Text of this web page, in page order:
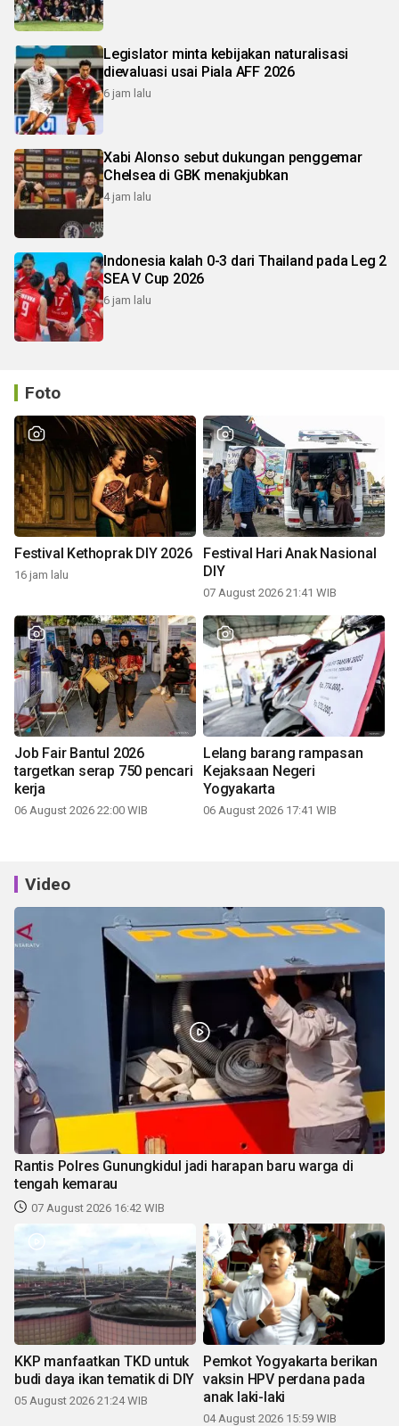
Legislator minta kebijakan naturalisasi
dievaluasi usai Piala AFF 2026
6 jam lalu
Xabi Alonso sebut dukungan penggemar
Chelsea di GBK menakjubkan
4 jam lalu
Indonesia kalah 0-3 dari Thailand pada Leg 2
SEA V Cup 2026
6 jam lalu
Foto
Festival Kethoprak DIY 2026
16 jam lalu
Festival Hari Anak Nasional
DIY
07 August 2026 21:41 WIB
Job Fair Bantul 2026
targetkan serap 750 pencari
kerja
06 August 2026 22:00 WIB
Lelang barang rampasan
Kejaksaan Negeri
Yogyakarta
06 August 2026 17:41 WIB
Video
Rantis Polres Gunungkidul jadi harapan baru warga di
tengah kemarau
07 August 2026 16:42 WIB
KKP manfaatkan TKD untuk
budi daya ikan tematik di DIY
05 August 2026 21:24 WIB
Pemkot Yogyakarta berikan
vaksin HPV perdana pada
anak laki-laki
04 August 2026 15:59 WIB